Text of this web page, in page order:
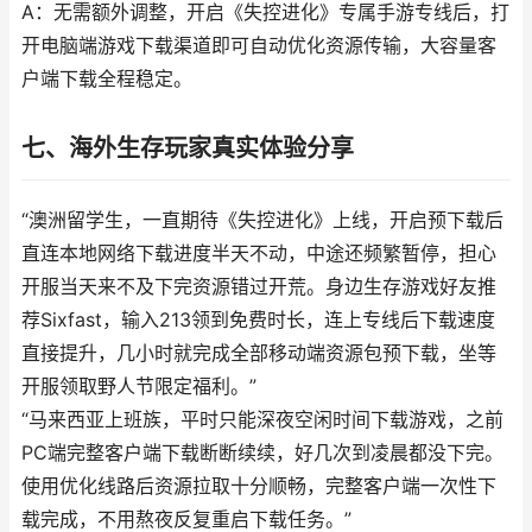
A：无需额外调整，开启《失控进化》专属手游专线后，打
开电脑端游戏下载渠道即可自动优化资源传输，大容量客
户端下载全程稳定。
七、海外生存玩家真实体验分享
“澳洲留学生，一直期待《失控进化》上线，开启预下载后
直连本地网络下载进度半天不动，中途还频繁暂停，担心
开服当天来不及下完资源错过开荒。身边生存游戏好友推
荐Sixfast，输入213领到免费时长，连上专线后下载速度
直接提升，几小时就完成全部移动端资源包预下载，坐等
开服领取野人节限定福利。”
“马来西亚上班族，平时只能深夜空闲时间下载游戏，之前
PC端完整客户端下载断断续续，好几次到凌晨都没下完。
使用优化线路后资源拉取十分顺畅，完整客户端一次性下
载完成，不用熬夜反复重启下载任务。”